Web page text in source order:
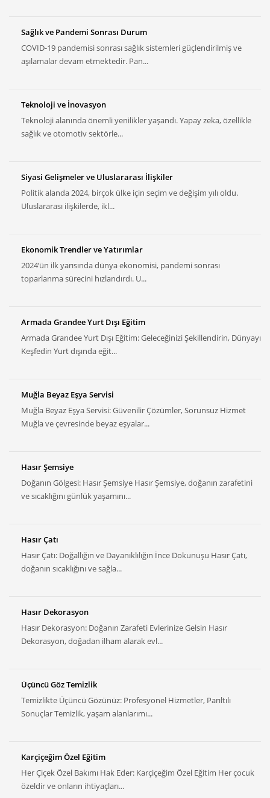
Sağlık ve Pandemi Sonrası Durum
COVID-19 pandemisi sonrası sağlık sistemleri güçlendirilmiş ve
aşılamalar devam etmektedir. Pan...
Teknoloji ve İnovasyon
Teknoloji alanında önemli yenilikler yaşandı. Yapay zeka, özellikle
sağlık ve otomotiv sektörle...
Siyasi Gelişmeler ve Uluslararası İlişkiler
Politik alanda 2024, birçok ülke için seçim ve değişim yılı oldu.
Uluslararası ilişkilerde, ikl...
Ekonomik Trendler ve Yatırımlar
2024’ün ilk yarısında dünya ekonomisi, pandemi sonrası
toparlanma sürecini hızlandırdı. U...
Armada Grandee Yurt Dışı Eğitim
Armada Grandee Yurt Dışı Eğitim: Geleceğinizi Şekillendirin, Dünyayı
Keşfedin Yurt dışında eğit...
Muğla Beyaz Eşya Servisi
Muğla Beyaz Eşya Servisi: Güvenilir Çözümler, Sorunsuz Hizmet
Muğla ve çevresinde beyaz eşyalar...
Hasır Şemsiye
Doğanın Gölgesi: Hasır Şemsiye Hasır Şemsiye, doğanın zarafetini
ve sıcaklığını günlük yaşamını...
Hasır Çatı
Hasır Çatı: Doğallığın ve Dayanıklılığın İnce Dokunuşu Hasır Çatı,
doğanın sıcaklığını ve sağla...
Hasır Dekorasyon
Hasır Dekorasyon: Doğanın Zarafeti Evlerinize Gelsin Hasır
Dekorasyon, doğadan ilham alarak evl...
Üçüncü Göz Temizlik
Temizlikte Üçüncü Gözünüz: Profesyonel Hizmetler, Parıltılı
Sonuçlar Temizlik, yaşam alanlarımı...
Karçiçeğim Özel Eğitim
Her Çiçek Özel Bakımı Hak Eder: Karçiçeğim Özel Eğitim Her çocuk
özeldir ve onların ihtiyaçları...